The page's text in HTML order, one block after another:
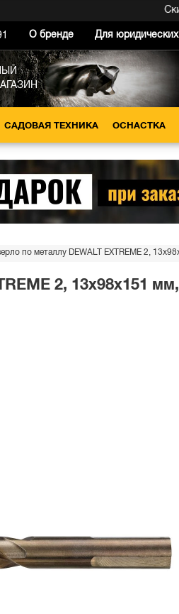
О бренде Для
САДОВАЯ ТЕХНИКА ОСНАСТКА
по металлу DEWALT EXTREME 2,
2, 13x98x151